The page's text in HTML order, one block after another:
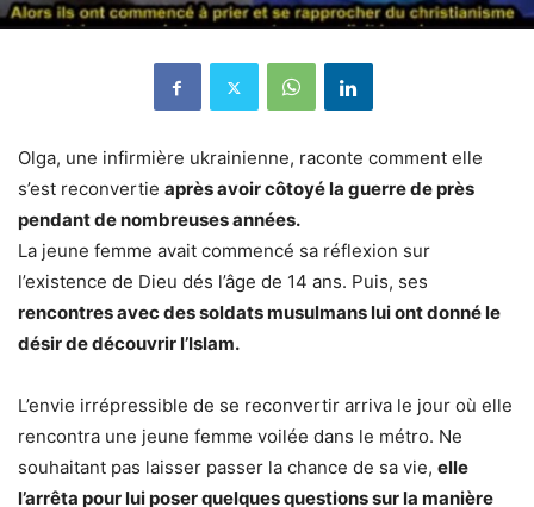
Olga, une infirmière ukrainienne, raconte comment elle
s’est reconvertie après avoir côtoyé la guerre de près
pendant de nombreuses années.
La jeune femme avait commencé sa réflexion sur
l’existence de Dieu dés l’âge de 14 ans. Puis, ses
rencontres avec des soldats musulmans lui ont donné le
désir de découvrir l’Islam.
L’envie irrépressible de se reconvertir arriva le jour où elle
rencontra une jeune femme voilée dans le métro. Ne
souhaitant pas laisser passer la chance de sa vie, elle
l’arrêta pour lui poser quelques questions sur la manière